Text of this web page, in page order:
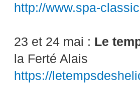
http://www.spa-
23 et 24 mai : Le
la Ferté Alais
https://